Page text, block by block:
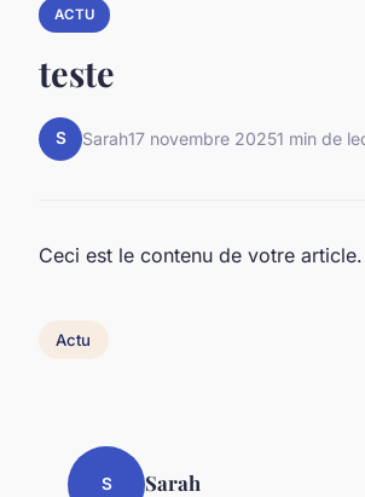
ACTU
teste
S Sarah17 novembre 20251 min de
Ceci est le contenu de votre article.
Actu
S Sarah